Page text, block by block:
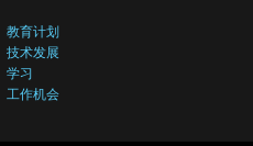
教育计划
技术发展
学习
工作机会